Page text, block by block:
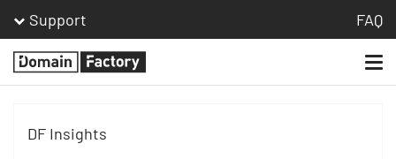
Support FAQ
Homepage
DF Insights